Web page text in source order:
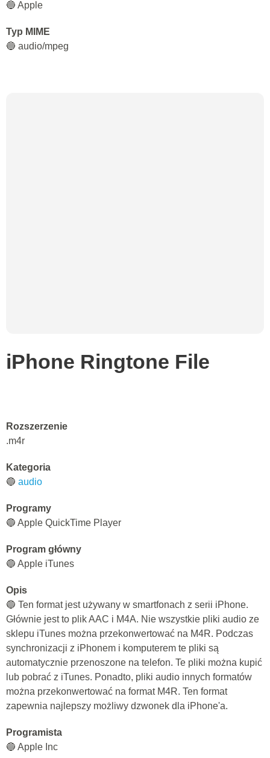
🔵 Apple
Typ MIME
🔵 audio/mpeg
iPhone Ringtone File
Rozszerzenie
.m4r
Kategoria
🔵 audio
Programy
🔵 Apple QuickTime Player
Program główny
🔵 Apple iTunes
Opis
🔵 Ten format jest używany w smartfonach z serii iPhone.
Głównie jest to plik AAC i M4A. Nie wszystkie pliki audio ze
sklepu iTunes można przekonwertować na M4R. Podczas
synchronizacji z iPhonem i komputerem te pliki są
automatycznie przenoszone na telefon. Te pliki można kupić
lub pobrać z iTunes. Ponadto, pliki audio innych formatów
można przekonwertować na format M4R. Ten format
zapewnia najlepszy możliwy dzwonek dla iPhone'a.
Programista
🔵 Apple Inc